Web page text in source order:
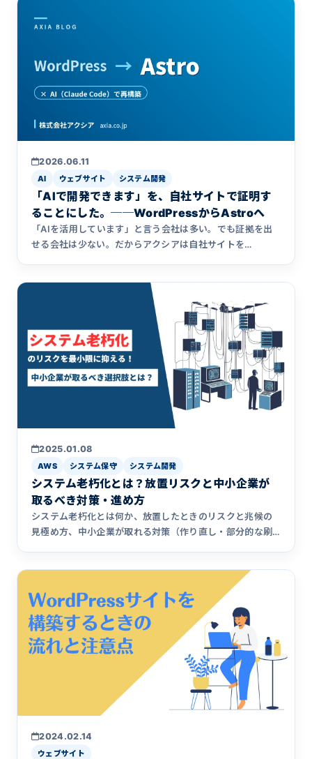
2026.06.11
AI ウェブサイト システム開発
「AIで開発できます」を、自社サイトで証明す
ることにした。──WordPressからAstroへ
「AIを活用しています」と言う会社は多い。でも証拠を出
せる会社は少ない。だからアクシアは自社サイトを
ページの移行、EC2なしのサーバーレス運用まで、その全
記録と分かったことを公開します。
2025.01.08
AWS システム保守 システム開発
システム老朽化とは？放置リスクと中小企業が
取るべき対策・進め方
システム老朽化とは何か、放置したときのリスクと兆候の
見極め方、中小企業が取れる対策（作り直し・部分的な刷
2024.02.14
ウェブサイト